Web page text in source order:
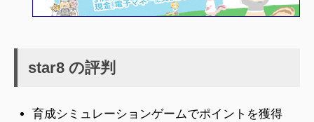
star8 の評判
育成シミュレーションゲームでポイントを獲得